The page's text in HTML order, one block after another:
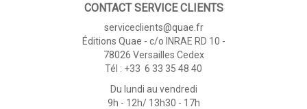
CONTACT SERVICE CLIENTS
serviceclients@quae.fr
Éditions Quae - c/o INRAE RD 10 -
78026 Versailles Cedex
Tél : +33 6 33 35 48 40
Du lundi au vendredi
9h - 12h/ 13h30 - 17h